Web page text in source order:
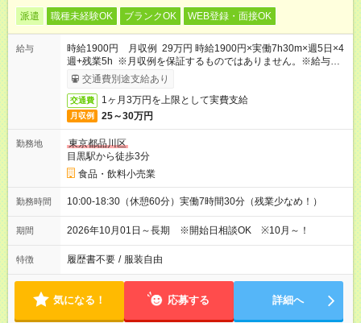
派遣 職種未経験OK ブランクOK WEB登録・面接OK
給与
時給1900円 月収例 29万円 時給1900円×実働7h30m×週5日×4
週+残業5h ※月収例を保証するものではありません。※給与即受
取りサービス利用可（利用条件有）
交通費別途支給あり
交通費 1ヶ月3万円を上限として実費支給
月収例 25～30万円
勤務地
東京都品川区
目黒駅から徒歩3分
食品・飲料小売業
勤務時間 10:00-18:30（休憩60分）実働7時間30分（残業少なめ！）
期間 2026年10月01日～長期 ※開始日相談OK ※10月～！
特徴 履歴書不要 / 服装自由
気になる！ 応募する 詳細へ